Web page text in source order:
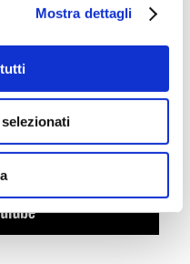
Mostra dettagli
al proprio cliente.